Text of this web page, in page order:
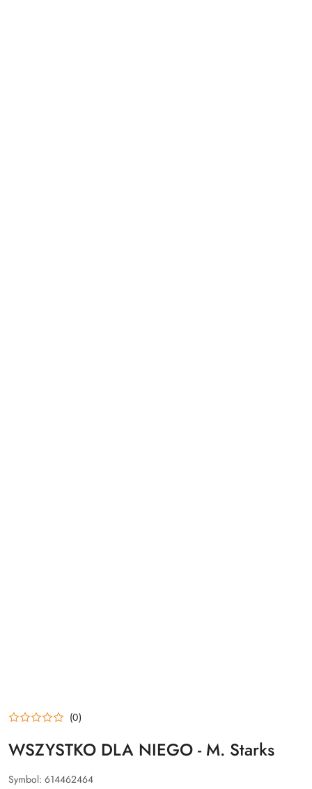
(0)
WSZYSTKO DLA NIEGO - M. Starks
Symbol: 614462464